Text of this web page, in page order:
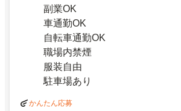
副業OK
車通勤OK
自転車通勤OK
職場内禁煙
服装自由
駐車場あり
かんたん応募